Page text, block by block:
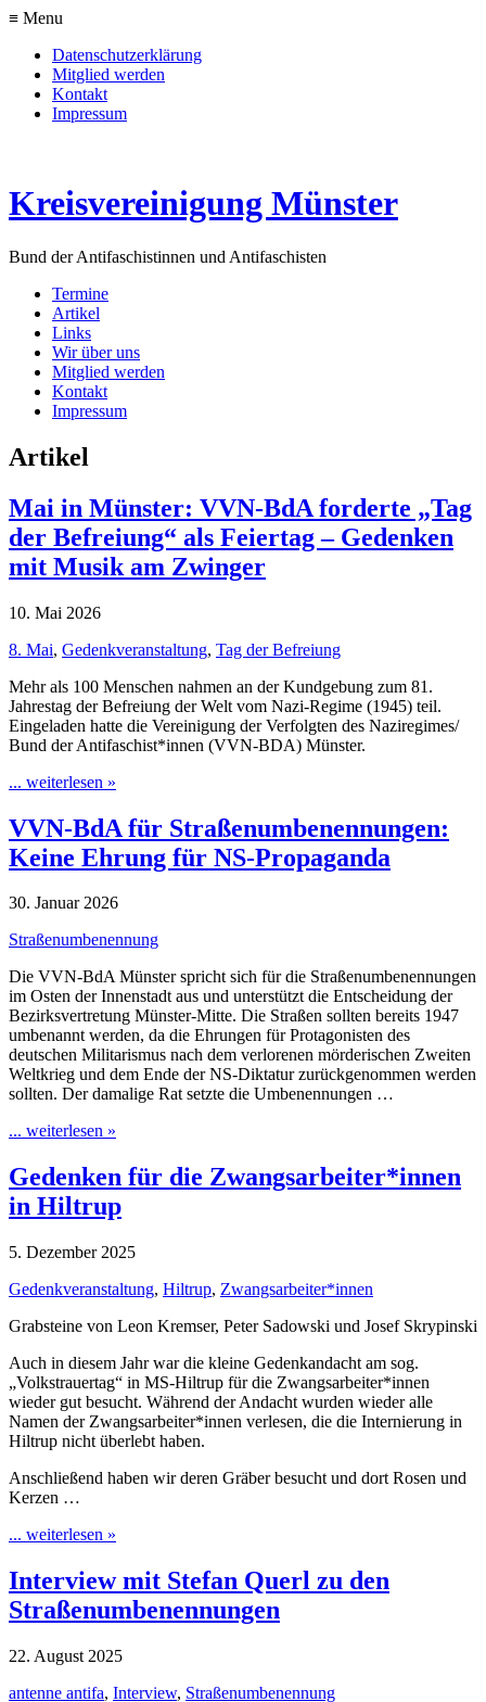
≡ Menu
Datenschutzerklärung
Mitglied werden
Kontakt
Impressum
Kreisvereinigung Münster
Bund der Antifaschistinnen und Antifaschisten
Termine
Artikel
Links
Wir über uns
Mitglied werden
Kontakt
Impressum
Artikel
Mai in Münster: VVN-BdA forderte „Tag
der Befreiung“ als Feiertag – Gedenken
mit Musik am Zwinger
10. Mai 2026
8. Mai, Gedenkveranstaltung, Tag der Befreiung
Mehr als 100 Menschen nahmen an der Kundgebung zum 81.
Jahrestag der Befreiung der Welt vom Nazi-Regime (1945) teil.
Eingeladen hatte die Vereinigung der Verfolgten des Naziregimes/
Bund der Antifaschist*innen (VVN-BDA) Münster.
... weiterlesen »
VVN-BdA für Straßenumbenennungen:
Keine Ehrung für NS-Propaganda
30. Januar 2026
Straßenumbenennung
Die VVN-BdA Münster spricht sich für die Straßenumbenennungen
im Osten der Innenstadt aus und unterstützt die Entscheidung der
Bezirksvertretung Münster-Mitte. Die Straßen sollten bereits 1947
umbenannt werden, da die Ehrungen für Protagonisten des
deutschen Militarismus nach dem verlorenen mörderischen Zweiten
Weltkrieg und dem Ende der NS-Diktatur zurückgenommen werden
sollten. Der damalige Rat setzte die Umbenennungen …
... weiterlesen »
Gedenken für die Zwangsarbeiter*innen
in Hiltrup
5. Dezember 2025
Gedenkveranstaltung, Hiltrup, Zwangsarbeiter*innen
Grabsteine von Leon Kremser, Peter Sadowski und Josef Skrypinski
Auch in diesem Jahr war die kleine Gedenkandacht am sog.
„Volkstrauertag“ in MS-Hiltrup für die Zwangsarbeiter*innen
wieder gut besucht. Während der Andacht wurden wieder alle
Namen der Zwangsarbeiter*innen verlesen, die die Internierung in
Hiltrup nicht überlebt haben.
Anschließend haben wir deren Gräber besucht und dort Rosen und
Kerzen …
... weiterlesen »
Interview mit Stefan Querl zu den
Straßenumbenennungen
22. August 2025
antenne antifa, Interview, Straßenumbenennung